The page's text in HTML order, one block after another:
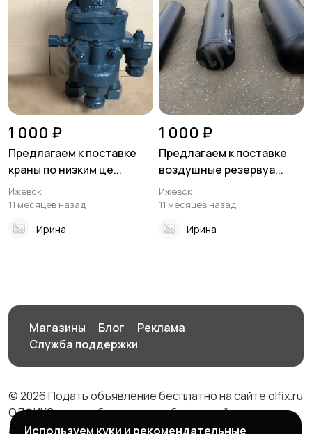
1 000 ₽
Предлагаем к поставке
краны по низким це...
Ижевск
11 месяцев назад
Ирина
1 000 ₽
Предлагаем к поставке
воздушные резервуа...
Ижевск
11 месяцев назад
Ирина
Магазины Блог
Реклама
Служба поддержки
© 2026 Подать объявление бесплатно на сайте olfix.ru
ОЛФИКС - доска беспалтных объявлений от частных
лиц и компаний
Используем куки и рекомендательные